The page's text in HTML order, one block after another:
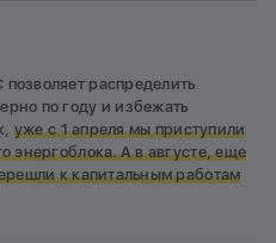
распределить
по году и избежать
уже с 1 апреля мы приступили
энергоблока. А в августе, еще
к капитальным работам